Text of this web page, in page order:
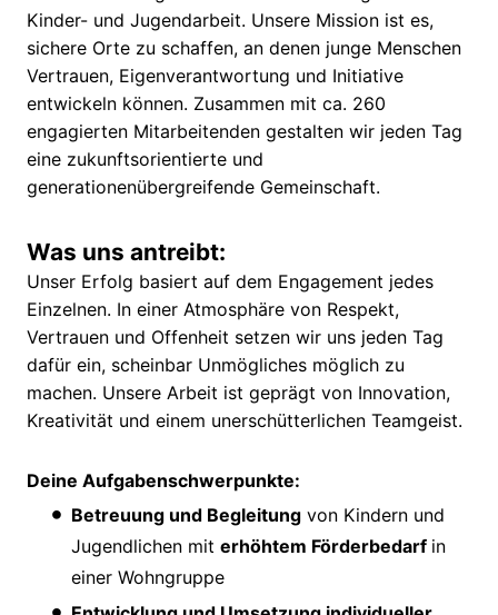
Kinder- und Jugendarbeit. Unsere Mission ist es,
sichere Orte zu schaffen, an denen junge Menschen
Vertrauen, Eigenverantwortung und Initiative
entwickeln können. Zusammen mit ca. 260
engagierten Mitarbeitenden gestalten wir jeden Tag
eine zukunftsorientierte und
generationenübergreifende Gemeinschaft.
Was uns antreibt:
Unser Erfolg basiert auf dem Engagement jedes
Einzelnen. In einer Atmosphäre von Respekt,
Vertrauen und Offenheit setzen wir uns jeden Tag
dafür ein, scheinbar Unmögliches möglich zu
machen. Unsere Arbeit ist geprägt von Innovation,
Kreativität und einem unerschütterlichen Teamgeist.
Deine Aufgabenschwerpunkte:
Betreuung und Begleitung von Kindern und
Jugendlichen mit erhöhtem Förderbedarf in
einer Wohngruppe